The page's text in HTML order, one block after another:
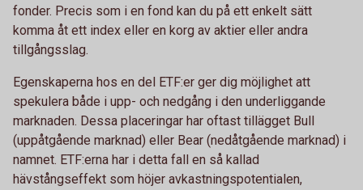
fonder. Precis som i en fond kan du på ett enkelt sätt
komma åt ett index eller en korg av aktier eller andra
tillgångsslag.
Egenskaperna hos en del ETF:er ger dig möjlighet att
spekulera både i upp- och nedgång i den underliggande
marknaden. Dessa placeringar har oftast tillägget Bull
(uppåtgående marknad) eller Bear (nedåtgående marknad) i
namnet. ETF:erna har i detta fall en så kallad
hävstångseffekt som höjer avkastningspotentialen,